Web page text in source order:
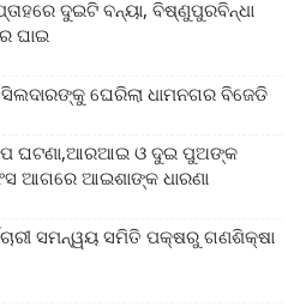
ଦୁଇଟି ବନ୍ୟା, ବିଷ୍ଣୁପୁରବିନ୍ଧା
ଘାଇ
ଘେରିଲା ଧାମନଗର ବିଜେଡି
ଘଟଣା,ଆରଆଇ ଓ ଦୁଇ ପୁଅଙ୍କ
ଆଗରେ ଆଇଶାଙ୍କ ଧାରଣା
ସମନ୍ୱୟ ସମିତି ପକ୍ଷରୁ ଗଣଶିକ୍ଷା